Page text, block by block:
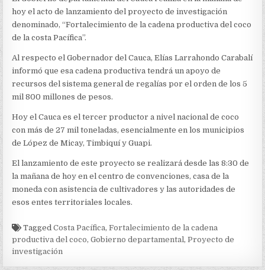
CADENA
PRODUCTIVA
DE
LA
COSTA
PACÍFICA”
hoy el acto de lanzamiento del proyecto de investigación
denominado, “Fortalecimiento de la cadena productiva del coco
de la costa Pacífica”.
Al respecto el Gobernador del Cauca, Elías Larrahondo Carabalí
informó que esa cadena productiva tendrá un apoyo de
recursos del sistema general de regalías por el orden de los 5
mil 800 millones de pesos.
Hoy el Cauca es el tercer productor a nivel nacional de coco
con más de 27 mil toneladas, esencialmente en los municipios
de López de Micay, Timbiquí y Guapi.
El lanzamiento de este proyecto se realizará desde las 8:30 de
la mañana de hoy en el centro de convenciones, casa de la
moneda con asistencia de cultivadores y las autoridades de
esos entes territoriales locales.
TaggedCosta Pacífica,Fortalecimiento de la cadena
productiva del coco,Gobierno departamental,Proyecto de
investigación